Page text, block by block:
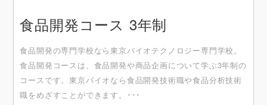
食品開発コース 3年制
食品開発の専門学校なら東京バイオテクノロジー専門学校。
食品開発コースは、食品開発や商品企画について学ぶ3年制の
コースです。東京バイオなら食品開発技術職や食品分析技術
職をめざすことができます。･･･